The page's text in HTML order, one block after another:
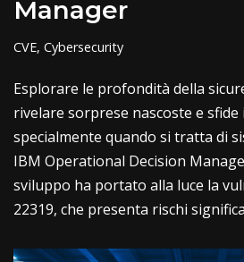
Manager
CVE, Cybersecurity
Esplorare le profondità della
rivelare sorprese nascoste e
specialmente quando si tratta di
IBM Operational Decision
sviluppo ha portato alla luce la
22319, che presenta rischi